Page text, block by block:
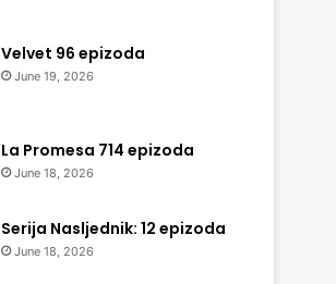
Velvet 96 epizoda
June 19, 2026
La Promesa 714 epizoda
June 18, 2026
Serija Nasljednik: 12 epizoda
June 18, 2026